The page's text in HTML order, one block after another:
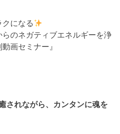
になる
らのネガティブエネルギーを浄
画セミナー』
されながら、カンタンに魂を